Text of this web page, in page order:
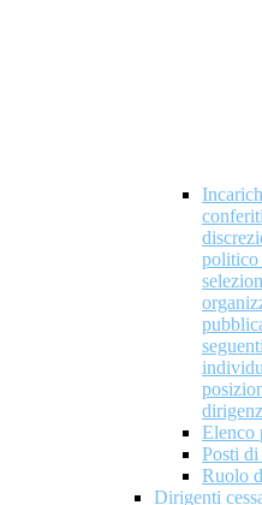
politico
Elenco
Posti
Ruolo
Dirigenti